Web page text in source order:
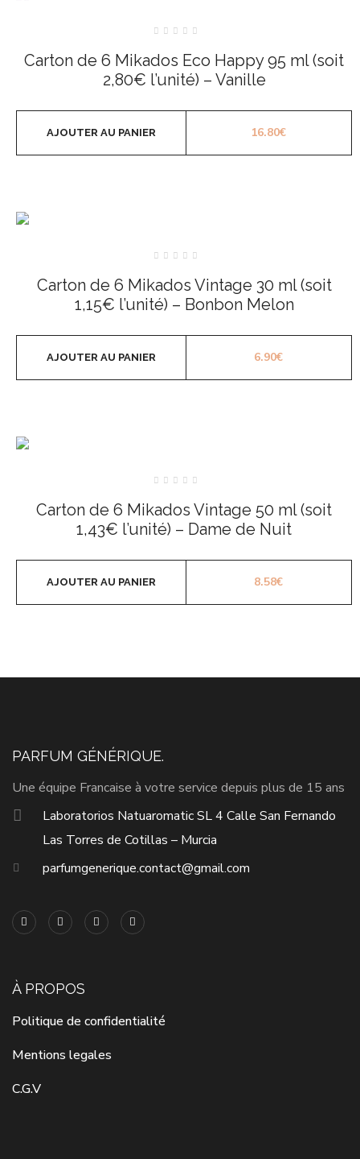
sur
5
Carton de 6 Mikados Eco Happy 95 ml (soit
2,80€ l’unité) – Vanille
16.80€
AJOUTER AU PANIER
sur
5
Carton de 6 Mikados Vintage 30 ml (soit
1,15€ l’unité) – Bonbon Melon
6.90€
AJOUTER AU PANIER
sur
5
Carton de 6 Mikados Vintage 50 ml (soit
1,43€ l’unité) – Dame de Nuit
8.58€
AJOUTER AU PANIER
PARFUM GÉNÉRIQUE.
Une équipe Francaise à votre service depuis plus de 15 ans
Laboratorios Natuaromatic SL 4 Calle San Fernando
Las Torres de Cotillas – Murcia
parfumgenerique.contact@gmail.com
À PROPOS
Politique de confidentialité
Mentions legales
C.G.V